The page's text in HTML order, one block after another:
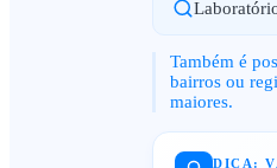
Também é
bairros ou
maiores.
DICA: